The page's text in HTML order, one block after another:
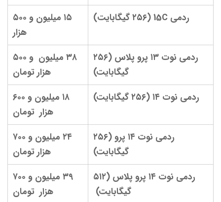
ردمی 15C (۲۵۶ گیگابایت)
۱۵ میلیون و ۵۰۰
هزار
ردمی نوت ۱۳ پرو پلاس (۲۵۶
گیگابایت)
۳۸ میلیون و ۵۰۰
هزار تومان
ردمی نوت ۱۴ (۲۵۶ گیگابایت)
۱۸ میلیون و ۶۰۰
هزار تومان
ردمی نوت ۱۴ پرو (۲۵۶
گیگابایت)
۲۴ میلیون و ۷۰۰
هزار تومان
ردمی نوت ۱۴ پرو پلاس (۵۱۲
گیگابایت)
۳۹ میلیون و ۷۰۰
هزار تومان